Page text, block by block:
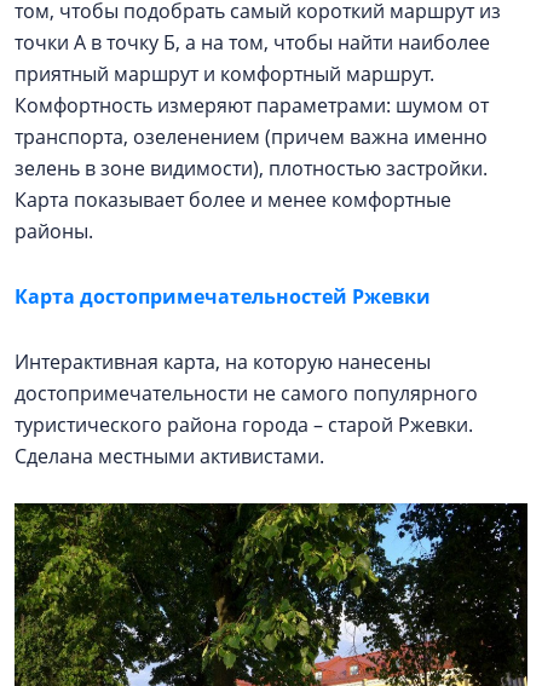
том, чтобы подобрать самый короткий маршрут из
точки А в точку Б, а на том, чтобы найти наиболее
приятный маршрут и комфортный маршрут.
Комфортность измеряют параметрами: шумом от
транспорта, озеленением (причем важна именно
зелень в зоне видимости), плотностью застройки.
Карта показывает более и менее комфортные
районы.
Карта достопримечательностей Ржевки
Интерактивная карта, на которую нанесены
достопримечательности не самого популярного
туристического района города – старой Ржевки.
Сделана местными активистами.